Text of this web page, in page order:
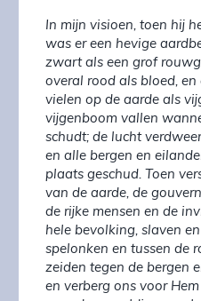
In mijn visioen, toen hij
was er een hevige
zwart als een grof
overal rood als bloed, en
vielen op de aarde als
vijgenboom vallen
schudt; de lucht
en alle bergen en
plaats geschud. Toen
van de aarde, de
de rijke mensen en de
hele bevolking, slaven
spelonken en tussen de
zeiden tegen de bergen
en verberg ons voor